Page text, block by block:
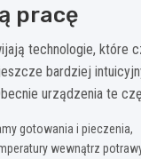
pracę
technologie, które
bardziej
urządzenia te
gotowania i pieczenia,
wewnątrz